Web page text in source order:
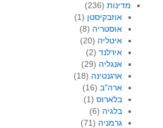
מדינות(236)
אוזבקיסטן (1)
אוסטריה (8)
איטליה (20)
אירלנד (2)
אנגליה (29)
ארגנטינה (18)
ארה"ב (16)
בלארוס (1)
בלגיה (6)
גרמניה (71)